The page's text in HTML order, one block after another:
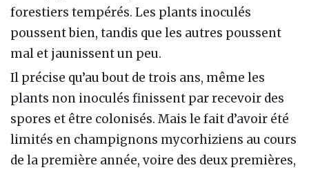
forestiers tempérés. Les plants inoculés
poussent bien, tandis que les autres poussent
mal et jaunissent un peu.
Il précise qu’au bout de trois ans, même les
plants non inoculés finissent par recevoir des
spores et être colonisés. Mais le fait d’avoir été
limités en champignons mycorhiziens au cours
de la première année, voire des deux premières,